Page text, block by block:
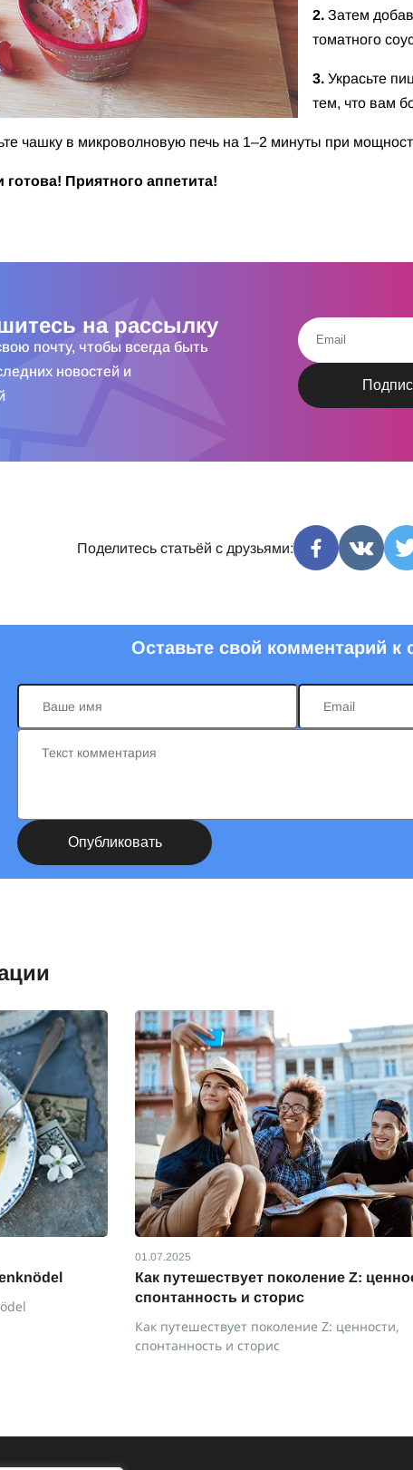
2. Затем
томатного
3. Украсьте
тем, что вам
чашку в микроволновую печь на 1–2 минуты при
готова! Приятного аппетита!
на рассылку
почту, чтобы всегда быть
новостей и
Поделитесь статьёй с друзьями:
Оставьте свой комментарий к
01.07.2025
Как путешествует поколение Z:
спонтанность и сторис
Как путешествует поколение Z: ценности,
спонтанность и сторис